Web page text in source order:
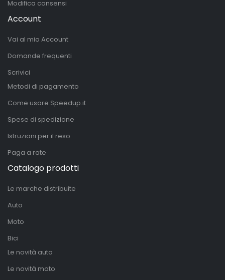
Modifica consensi
Account
Vai al mio Account
Domande frequenti
Scrivici
Metodi di pagamento
Come usare Speedup.it
Spese di spedizione
Istruzioni per il reso
Paga a rate
Catalogo prodotti
Le marche distribuite
Auto
Moto
Bici
Le novità auto
Le novità moto